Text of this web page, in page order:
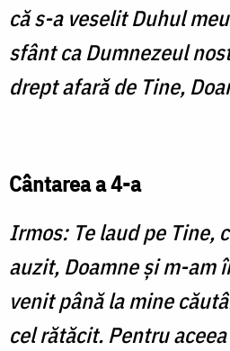
că s-a veselit Duhul
sfânt ca Dumnezeul
drept afară de Tine,
Cântarea a 4-a
Irmos: Te laud pe Tine,
auzit, Doamne şi m-am
venit până la mine
cel rătăcit. Pentru